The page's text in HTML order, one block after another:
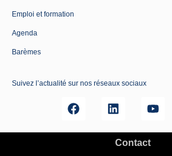
Emploi et formation
Agenda
Barèmes
Suivez l’actualité sur nos réseaux sociaux
Contact